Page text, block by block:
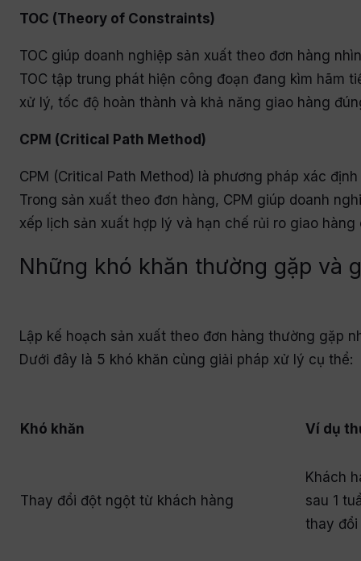
TOC (Theory of Constraints)
TOC giúp doanh nghiệp sản xuất theo đơn hàng
TOC tập trung phát hiện công đoạn đang kìm hãm
xử lý, tốc độ hoàn thành và khả năng giao hàng
CPM (Critical Path Method)
CPM (Critical Path Method) là phương pháp xác
Trong sản xuất theo đơn hàng, CPM giúp doanh
xếp lịch sản xuất hợp lý và hạn chế rủi ro giao
Những khó khăn thường gặp và
Lập kế hoạch sản xuất theo đơn hàng thường gặp
Dưới đây là 5 khó khăn cùng giải pháp xử lý cụ thể:
Khó khăn Ví dụ
Thay đổi đột ngột từ khách hàng
Khách
sau 1
thay đổi